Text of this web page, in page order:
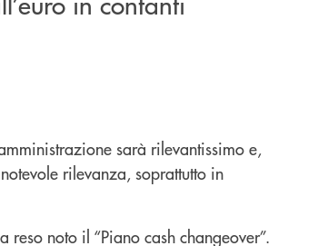
sarà rilevantissimo e,
rilevanza, soprattutto in
noto il “Piano cash changeover”.